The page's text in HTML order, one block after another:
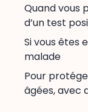
Quand vous
d’un test
Si vous êtes
malade
Pour
âgées, avec